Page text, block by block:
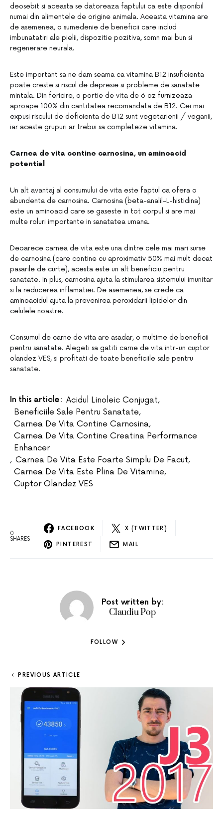
deosebit si aceasta se datoreaza faptului ca este disponibil
numai din alimentele de origine animala. Aceasta vitamina are
de asemenea, o sumedenie de beneficii care includ
imbunatatiri ale pielii, dispozitie pozitiva, somn mai bun si
regenerare neurala.
Este important sa ne dam seama ca vitamina B12 insuficienta
poate creste si riscul de depresie si probleme de sanatate
mintala. Din fericire, o portie de vita de 6 oz furnizeaza
aproape 100% din cantitatea recomandata de B12. Cei mai
expusi riscului de deficienta de B12 sunt vegetarienii / veganii,
iar aceste grupuri ar trebui sa completeze vitamina.
Carnea de vita contine carnosina, un aminoacid
potential
Un alt avantaj al consumului de vita este faptul ca ofera o
abundenta de carnosina. Carnosina (beta-analil-L-histidina)
este un aminoacid care se gaseste in tot corpul si are mai
multe roluri importante in sanatatea umana.
Deoarece carnea de vita este una dintre cele mai mari surse
de carnosina (care contine cu aproximativ 50% mai mult decat
pasarile de curte), acesta este un alt beneficiu pentru
sanatate. In plus, carnosina ajuta la stimularea sistemului imunitar
si la reducerea inflamatiei. De asemenea, se crede ca
aminoacidul ajuta la prevenirea peroxidarii lipidelor din
celulele noastre.
Consumul de carne de vita are asadar, o multime de beneficii
pentru sanatate. Alegeti sa gatiti carne de vita intr-un cuptor
olandez VES, si profitati de toate beneficiile sale pentru
sanatate.
In this article: Acidul Linoleic Conjugat,
Beneficiile Sale Pentru Sanatate,
Carnea De Vita Contine Carnosina,
Carnea De Vita Contine Creatina Performance
Enhancer
, Carnea De Vita Este Foarte Simplu De Facut,
Carnea De Vita Este Plina De Vitamine,
Cuptor Olandez VES
0
SHARES
FACEBOOK X (TWITTER)
PINTEREST MAIL
Post written by:
Claudiu Pop
FOLLOW
PREVIOUS ARTICLE